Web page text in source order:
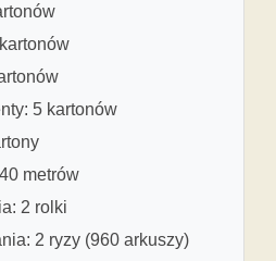
5 kartonów
metrów
2 rolki
2 ryzy (960 arkuszy)